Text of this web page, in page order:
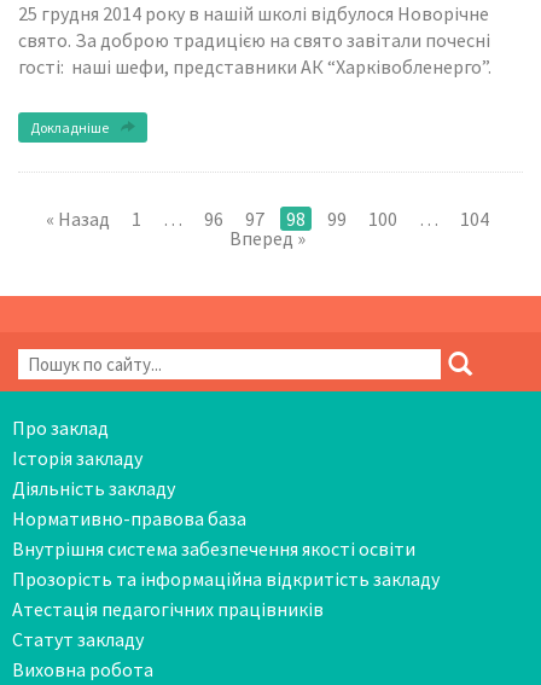
25 грудня 2014 року в нашій школі відбулося Новорічне
свято. За доброю традицією на свято завітали почесні
гості: наші шефи, представники АК “Харківобленерго”.
Докладніше
« Назад 1 … 96 97 98 99 100 …
104
Вперед »
Про заклад
Історія закладу
Діяльність закладу
Нормативно-правова база
Внутрішня система забезпечення якості освіти
Прозорість та інформаційна відкритість закладу
Атестація педагогічних працівників
Статут закладу
Виховна робота